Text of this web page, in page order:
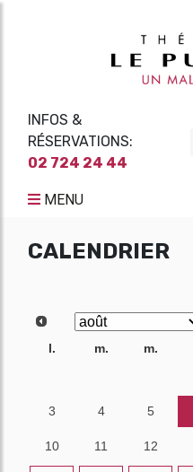
INFOS &
RÉSERVATIONS:
02 724 24 44
MENU
CALENDRIER
l. m. m.
3 4 5
10 11 12